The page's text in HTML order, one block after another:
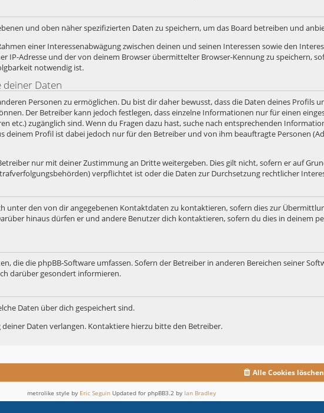
und oben näher spezifizierten Daten zu speichern, um das Board betreiben und
einer Interessenabwägung zwischen deinen und seinen Interessen sowie den
IP-Adresse und der von deinem Browser übermittelter Browser-Kennung zu speichern,
notwendig ist.
deiner Daten
Personen zu ermöglichen. Du bist dir daher bewusst, dass die Daten deines Profils
Der Betreiber kann jedoch festlegen, dass einzelne Informationen nur für einen
etc.) zugänglich sind. Wenn du Fragen dazu hast, suche nach entsprechenden
deinem Profil ist dabei jedoch nur für den Betreiber und von ihm beauftragte Personen
nur mit deiner Zustimmung an Dritte weitergeben. Dies gilt nicht, sofern er auf
verpflichtet ist oder die Daten zur Durchsetzung rechtlicher
unter den von dir angegebenen Kontaktdaten zu kontaktieren, sofern dies zur
hinaus dürfen er und andere Benutzer dich kontaktieren, sofern du dies in deinem
die die phpBB-Software umfassen. Sofern der Betreiber in anderen Bereichen seiner
darüber gesondert informieren.
Daten über dich gespeichert sind.
Daten verlangen. Kontaktiere hierzu bitte den Betreiber.
Alle Cookies löschen
metrolike style by Eric Seguin Updated for phpBB3.2 by Ian Bradley
Powered byphpBB® Forum Software © phpBB Limited